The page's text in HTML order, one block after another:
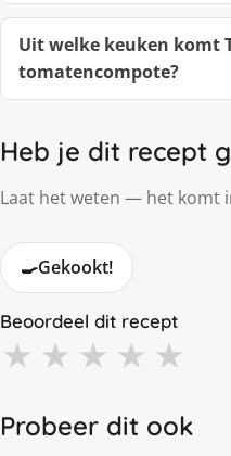
Uit welke keuken komt
tomatencompote?
Heb je dit recept
Laat het weten — het komt
🍳Gekookt!
Beoordeel dit recept
★ ★ ★ ★ ★
Probeer dit ook